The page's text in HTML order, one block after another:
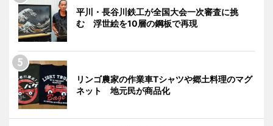
平川・長谷川鉄工が全国大会一次審査に挑
む 浮世絵を10層の鋼板で再現
リンゴ農家の作業車Tシャツや郷土料理のマグ
ネット 地元民が商品化